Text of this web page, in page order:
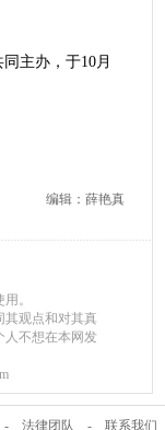
主办，于10月
编辑：薛艳真
。
其观点和对其真
人不想在本网发
- 法律团队 - 联系我们